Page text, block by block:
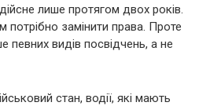
лише протягом двох років.
потрібно замінити права. Проте
певних видів посвідчень, а не
стан, водії, які мають